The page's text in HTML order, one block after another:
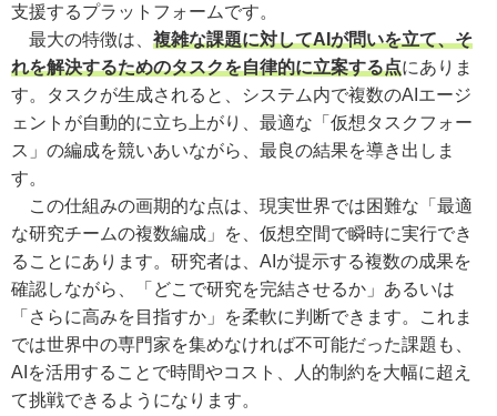
支援するプラットフォームです。
最大の特徴は、 複雑な課題に対してAIが問いを立て、そ
れを解決するためのタスクを自律的に立案する点にありま
す。タスクが生成されると、システム内で複数のAIエージ
ェントが自動的に立ち上がり、最適な「仮想タスクフォー
ス」の編成を競いあいながら、最良の結果を導き出しま
す。
この仕組みの画期的な点は、現実世界では困難な「最適
な研究チームの複数編成」を、仮想空間で瞬時に実行でき
ることにあります。研究者は、AIが提示する複数の成果を
確認しながら、「どこで研究を完結させるか」あるいは
「さらに高みを目指すか」を柔軟に判断できます。これま
では世界中の専門家を集めなければ不可能だった課題も、
AIを活用することで時間やコスト、人的制約を大幅に超え
て挑戦できるようになります。